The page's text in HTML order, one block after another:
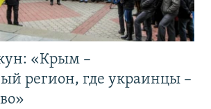
«Крым –
регион, где украинцы –